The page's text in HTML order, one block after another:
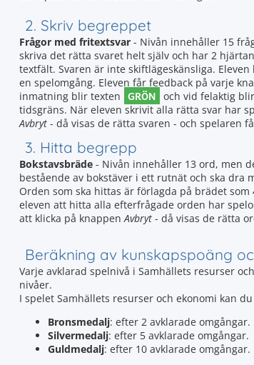
2. Skriv begreppet
Frågor med fritextsvar - Nivån innehåller 15
skriva det rätta svaret helt själv och har 2
textfält. Svaren är inte skiftlägeskänsliga.
en spelomgång. Eleven får feedback på varje
inmatning blir texten GRÖN och vid felaktig
tidsgräns. När eleven skrivit alla rätta svar har
Avbryt - då visas de rätta svaren - och spelaren
3. Hitta begrepp
Bokstavsbräde - Nivån innehåller 13 ord, men
bestående av bokstäver i ett rutnät och ska
Orden som ska hittas är förlagda på brädet
eleven att hitta alla efterfrågade orden har
att klicka på knappenAvbryt - då visas de rätta
Beräkning av kunskapspoäng
Varje avklarad spelnivå i Samhällets resurser
nivåer.
I spelet Samhällets resurser och ekonomi kan
Bronsmedalj: efter 2 avklarade omgångar.
Silvermedalj: efter 5 avklarade omgångar.
Guldmedalj: efter 10 avklarade omgångar.